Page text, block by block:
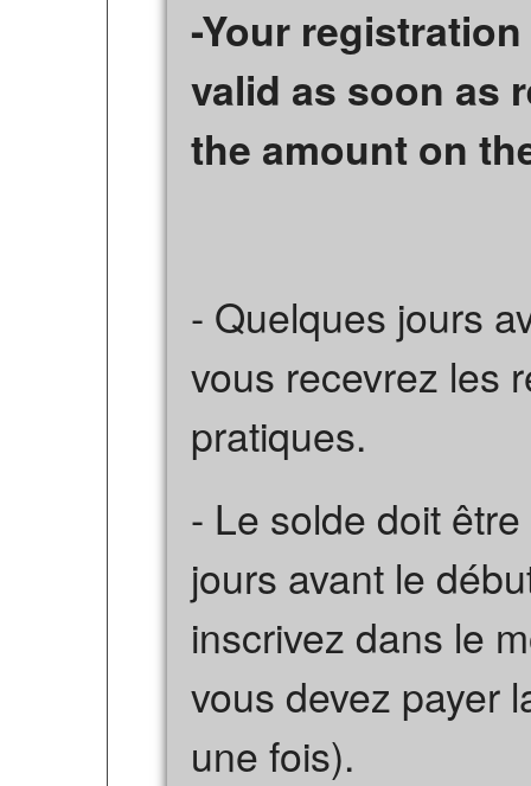
-Your
valid as soon as
the amount on
- Quelques jours
vous recevrez les
pratiques.
- Le solde doit
jours avant le
inscrivez dans le
vous devez payer
une fois).